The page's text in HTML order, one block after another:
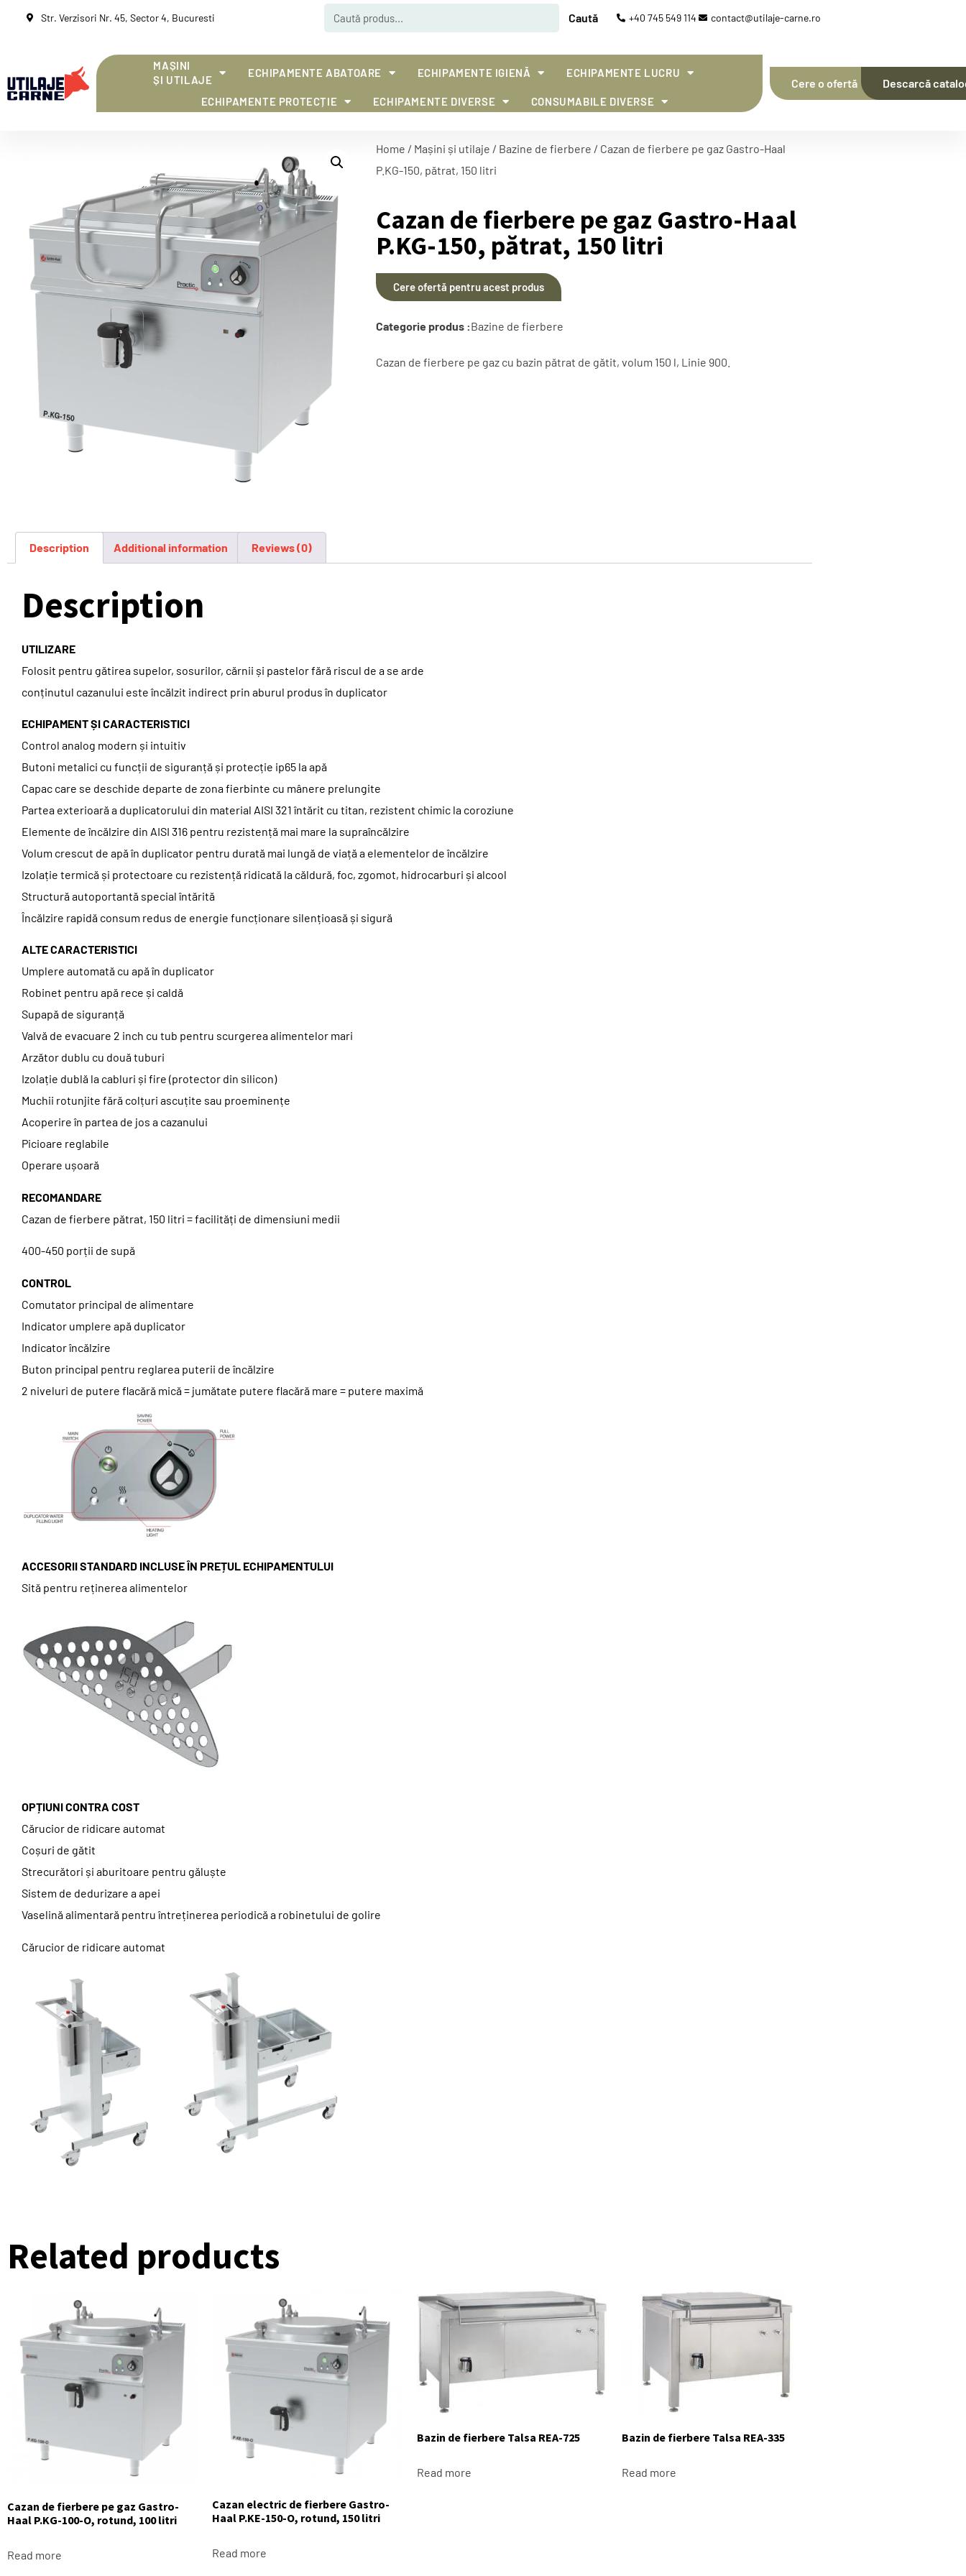
Str. Verzisori Nr. 45, Sector 4, Bucuresti Caută +40 745 549 114 contact@utilaje-carne.ro
MAȘINI
ȘI UTILAJE
ECHIPAMENTE ABATOARE ECHIPAMENTE IGIENĂ ECHIPAMENTE LUCRU
ECHIPAMENTE PROTECȚIE ECHIPAMENTE DIVERSE CONSUMABILE DIVERSE
Cere o ofertă Descarcă
Home / Mașini și utilaje / Bazine de fierbere / Cazan de fierbere pe gaz Gastro-Haal
P.KG-150, pătrat, 150 litri
Cazan de fierbere pe gaz Gastro-Haal
P.KG-150, pătrat, 150 litri
Cere ofertă pentru acest produs
Categorie produs :Bazine de fierbere
Cazan de fierbere pe gaz cu bazin pătrat de gătit, volum 150 l, Linie 900.
Description Additional information Reviews (0)
Description
UTILIZARE
Folosit pentru gătirea supelor, sosurilor, cărnii și pastelor fără riscul de a se arde
conținutul cazanului este încălzit indirect prin aburul produs în duplicator
ECHIPAMENT ȘI CARACTERISTICI
Control analog modern și intuitiv
Butoni metalici cu funcții de siguranță și protecție ip65 la apă
Capac care se deschide departe de zona fierbinte cu mânere prelungite
Partea exterioară a duplicatorului din material AISI 321 întărit cu titan, rezistent chimic la coroziune
Elemente de încălzire din AISI 316 pentru rezistență mai mare la supraîncălzire
Volum crescut de apă în duplicator pentru durată mai lungă de viață a elementelor de încălzire
Izolație termică și protectoare cu rezistență ridicată la căldură, foc, zgomot, hidrocarburi și alcool
Structură autoportantă special întărită
Încălzire rapidă consum redus de energie funcționare silențioasă și sigură
ALTE CARACTERISTICI
Umplere automată cu apă în duplicator
Robinet pentru apă rece și caldă
Supapă de siguranță
Valvă de evacuare 2 inch cu tub pentru scurgerea alimentelor mari
Arzător dublu cu două tuburi
Izolație dublă la cabluri și fire (protector din silicon)
Muchii rotunjite fără colțuri ascuțite sau proeminențe
Acoperire în partea de jos a cazanului
Picioare reglabile
Operare ușoară
RECOMANDARE
Cazan de fierbere pătrat, 150 litri = facilități de dimensiuni medii
400-450 porții de supă
CONTROL
Comutator principal de alimentare
Indicator umplere apă duplicator
Indicator încălzire
Buton principal pentru reglarea puterii de încălzire
2 niveluri de putere flacără mică = jumătate putere flacără mare = putere maximă
ACCESORII STANDARD INCLUSE ÎN PREȚUL ECHIPAMENTULUI
Sită pentru reținerea alimentelor
OPȚIUNI CONTRA COST
Cărucior de ridicare automat
Coșuri de gătit
Strecurători și aburitoare pentru găluște
Sistem de dedurizare a apei
Vaselină alimentară pentru întreținerea periodică a robinetului de golire
Cărucior de ridicare automat
Related products
Cazan de fierbere pe gaz Gastro-
Haal P.KG-100-O, rotund, 100 litri
Read more
Cazan electric de fierbere Gastro-
Haal P.KE-150-O, rotund, 150 litri
Read more
Bazin de fierbere Talsa REA-725
Read more
Bazin de fierbere Talsa REA-335
Read more